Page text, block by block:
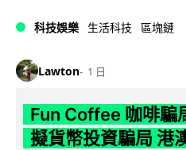
科技娛樂 生活科技 區塊鏈
Lawton 1 日
Fun Coffee 咖啡騙
擬貨幣投資騙局 港